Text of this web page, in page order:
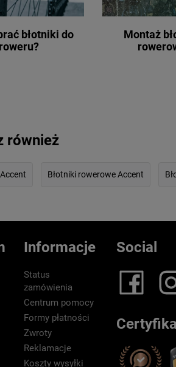
błotniki do
roweru?
Montaż
również
Błotniki rowerowe Accent
Informacje
Status
zamówienia
Centrum pomocy
Formy płatności
Zwroty
Reklamacje
Koszty wysyłki
Social